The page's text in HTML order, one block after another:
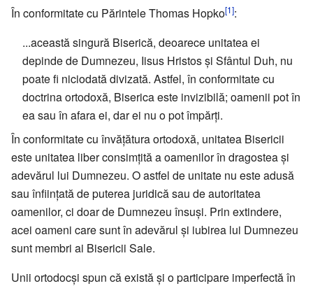
În conformitate cu Părintele Thomas Hopko[1]:
...această singură Biserică, deoarece unitatea ei
depinde de Dumnezeu, Iisus Hristos și Sfântul Duh, nu
poate fi niciodată divizată. Astfel, în conformitate cu
doctrina ortodoxă, Biserica este invizibilă; oamenii pot în
ea sau în afara ei, dar ei nu o pot împărți.
În conformitate cu învățătura ortodoxă, unitatea Bisericii
este unitatea liber consimțită a oamenilor în dragostea și
adevărul lui Dumnezeu. O astfel de unitate nu este adusă
sau înființată de puterea juridică sau de autoritatea
oamenilor, ci doar de Dumnezeu însuși. Prin extindere,
acei oameni care sunt în adevărul și iubirea lui Dumnezeu
sunt membri ai Bisericii Sale.
Unii ortodocși spun că există și o participare imperfectă în